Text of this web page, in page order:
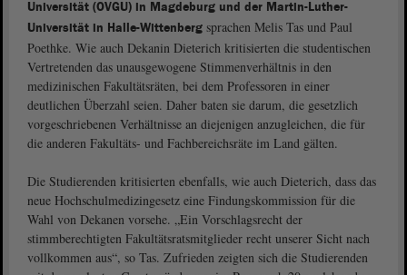
Universität (OVGU) in Magdeburg und der Martin-Luther-
Universität in Halle-Wittenberg sprachen Melis Tas und Paul
Poethke. Wie auch Dekanin Dieterich kritisierten die studentischen
Vertretenden das unausgewogene Stimmenverhältnis in den
medizinischen Fakultätsräten, bei dem Professoren in einer
deutlichen Überzahl seien. Daher baten sie darum, die gesetzlich
vorgeschriebenen Verhältnisse an diejenigen anzugleichen, die für
die anderen Fakultäts- und Fachbereichsräte im Land gälten.
Die Studierenden kritisierten ebenfalls, wie auch Dieterich, dass das
neue Hochschulmedizingesetz eine Findungskommission für die
Wahl von Dekanen vorsehe. „Ein Vorschlagsrecht der
stimmberechtigten Fakultätsratsmitglieder recht unserer Sicht nach
vollkommen aus“, so Tas. Zufrieden zeigten sich die Studierenden